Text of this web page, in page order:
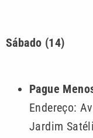
Sábado (14)
Pague
Endereço:
Jardim